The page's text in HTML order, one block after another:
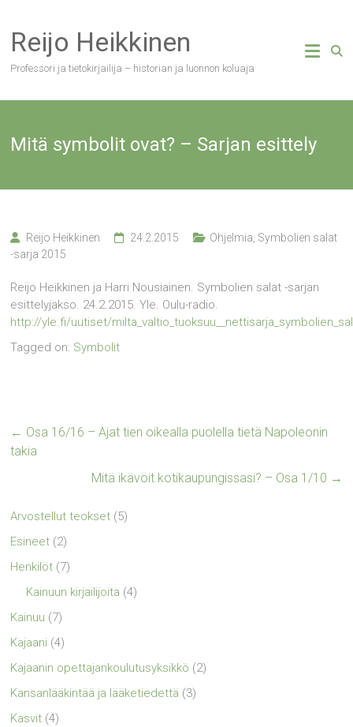
content
Reijo Heikkinen
Professori ja tietokirjailija – historian ja luonnon koluaja
Mitä symbolit ovat? – Sarjan esittely
Reijo Heikkinen 24.2.2015 Ohjelmia Symbolien salat
-sarja 2015
Reijo Heikkinen ja Harri Nousiainen. Symbolien salat -sarjan
esittelyjakso. 24.2.2015. Yle. Oulu-radio.
http://yle.fi/uutiset/
Tagged on: Symbolit
← Osa 16/16 – Ajat tien oikealla puolella tietä Napoleonin
takia
Mitä ikävöit kotikaupungissasi? – Osa 1/10 →
Arvostellut teokset (5)
Esineet (2)
Henkilöt (7)
Kainuun kirjailijoita (4)
Kainuu (7)
Kajaani (4)
Kajaanin opettajankoulutusyksikkö (2)
Kansanlääkintää ja lääketiedettä (3)
Kasvit (4)